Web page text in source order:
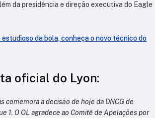
da presidência e direção executiva do Eagle
da bola, conheça o novo técnico do
oficial do Lyon:
comemora a decisão de hoje da DNCG de
1. O OL agradece ao Comitê de Apelações por